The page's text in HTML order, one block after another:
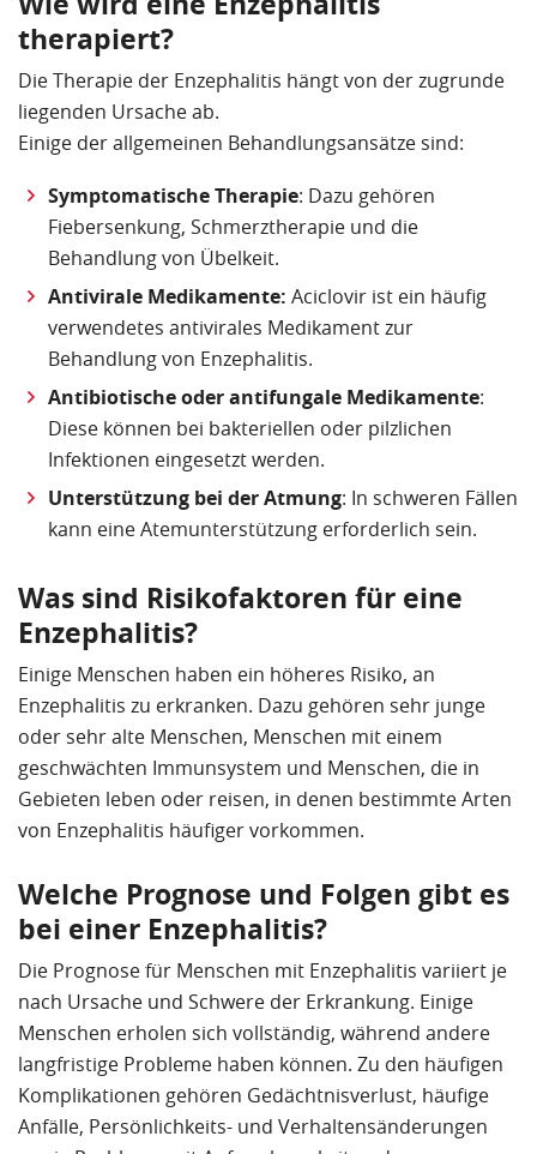
therapiert?
Die Therapie der Enzephalitis hängt von der zugrunde
liegenden Ursache ab.
Einige der allgemeinen Behandlungsansätze sind:
Symptomatische Therapie: Dazu gehören
Fiebersenkung, Schmerztherapie und die
Behandlung von Übelkeit.
Antivirale Medikamente: Aciclovir ist ein häufig
verwendetes antivirales Medikament zur
Behandlung von Enzephalitis.
Antibiotische oder antifungale Medikamente:
Diese können bei bakteriellen oder pilzlichen
Infektionen eingesetzt werden.
Unterstützung bei der Atmung: In schweren Fällen
kann eine Atemunterstützung erforderlich sein.
Was sind Risikofaktoren für eine
Enzephalitis?
Einige Menschen haben ein höheres Risiko, an
Enzephalitis zu erkranken. Dazu gehören sehr junge
oder sehr alte Menschen, Menschen mit einem
geschwächten Immunsystem und Menschen, die in
Gebieten leben oder reisen, in denen bestimmte Arten
von Enzephalitis häufiger vorkommen.
Welche Prognose und Folgen gibt es
bei einer Enzephalitis?
Die Prognose für Menschen mit Enzephalitis variiert je
nach Ursache und Schwere der Erkrankung. Einige
Menschen erholen sich vollständig, während andere
langfristige Probleme haben können. Zu den häufigen
Komplikationen gehören Gedächtnisverlust, häufige
Anfälle, Persönlichkeits- und Verhaltensänderungen